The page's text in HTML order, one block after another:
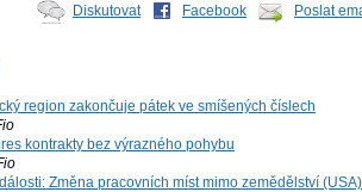
Diskutovat Facebook Poslat
region zakončuje pátek ve smíšených číslech
kontrakty bez výrazného pohybu
Změna pracovních míst mimo zemědělství